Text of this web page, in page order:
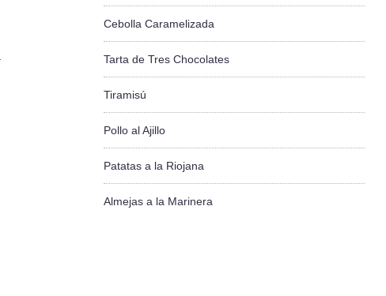
Cebolla Caramelizada
Tarta de Tres Chocolates
Tiramisú
Pollo al Ajillo
Patatas a la Riojana
Almejas a la Marinera